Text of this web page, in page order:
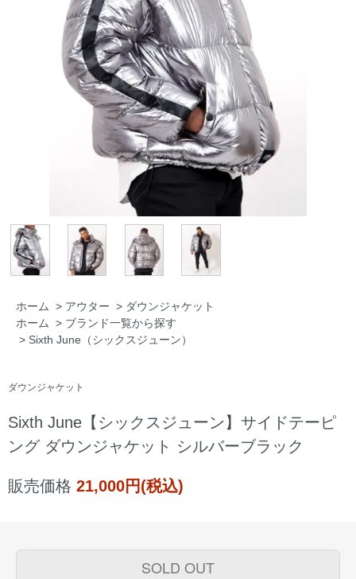
ホーム > アウター > ダウンジャケット
ホーム > ブランド一覧から探す
> Sixth June（シックスジューン）
ダウンジャケット
Sixth June【シックスジューン】サイドテーピ
ング ダウンジャケット シルバーブラック
販売価格 21,000円(税込)
SOLD OUT